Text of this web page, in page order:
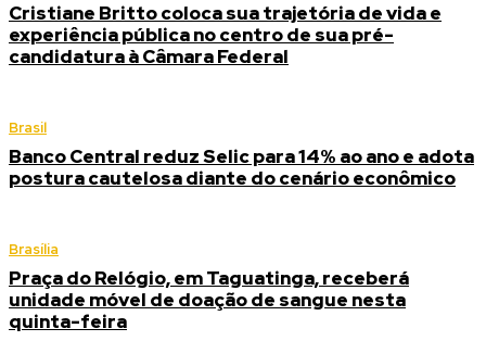
Cristiane Britto coloca sua trajetória de vida e
experiência pública no centro de sua pré-
candidatura à Câmara Federal
Brasil
Banco Central reduz Selic para 14% ao ano e adota
postura cautelosa diante do cenário econômico
Brasília
Praça do Relógio, em Taguatinga, receberá
unidade móvel de doação de sangue nesta
quinta-feira